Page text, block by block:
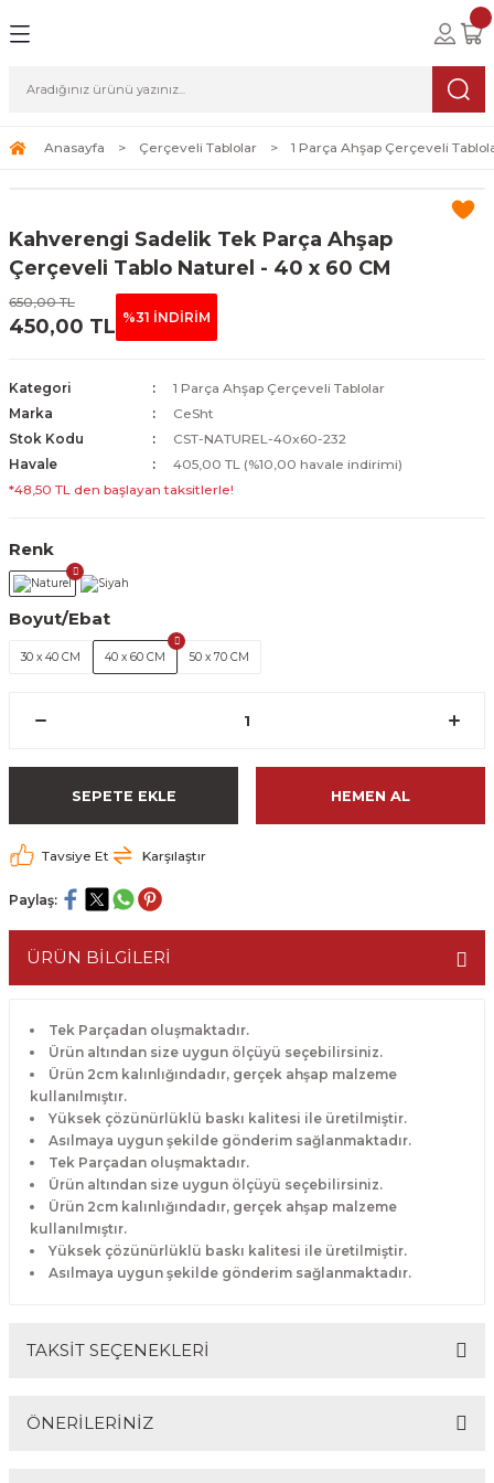
Tablolar
Tablolar
Sanat
Anasayfa Çerçeveli Tablolar 1 Parça Ahşap Çerçeveli
Kahverengi Sadelik Tek Parça Ahşap
Çerçeveli Tablo Naturel - 40 x 60 CM
650,00 TL
450,00 TL %31 İNDİRİM
Kategori
1 Parça Ahşap Çerçeveli Tablolar
Marka
CeSht
Stok Kodu
CST-NATUREL-40x60-232
Havale
405,00 TL (%10,00 havale indirimi)
*48,50 TL den başlayan taksitlerle!
Renk
Boyut/Ebat
30 x 40 CM 40 x 60 CM 50 x 70 CM
SEPETE EKLE HEMEN AL
Tavsiye Et Karşılaştır
Paylaş:
ÜRÜN BİLGİLERİ
Tek Parçadan oluşmaktadır.
Ürün altından size uygun ölçüyü seçebilirsiniz.
Ürün 2cm kalınlığındadır, gerçek ahşap malzeme
kullanılmıştır.
Yüksek çözünürlüklü baskı kalitesi ile üretilmiştir.
Asılmaya uygun şekilde gönderim sağlanmaktadır.
Tek Parçadan oluşmaktadır.
Ürün altından size uygun ölçüyü seçebilirsiniz.
Ürün 2cm kalınlığındadır, gerçek ahşap malzeme
kullanılmıştır.
Yüksek çözünürlüklü baskı kalitesi ile üretilmiştir.
Asılmaya uygun şekilde gönderim sağlanmaktadır.
TAKSİT SEÇENEKLERİ
ÖNERİLERİNİZ